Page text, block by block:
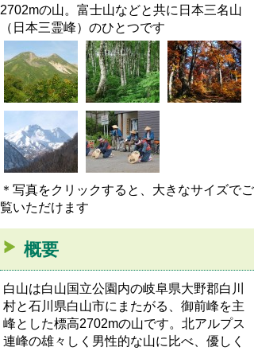
2702mの山。富士山などと共に日本三名山
（日本三霊峰）のひとつです
＊写真をクリックすると、大きなサイズでご
覧いただけます
概要
白山は白山国立公園内の岐阜県大野郡白川
村と石川県白山市にまたがる、御前峰を主
峰とした標高2702mの山です。北アルプス
連峰の雄々しく男性的な山に比べ、優しく